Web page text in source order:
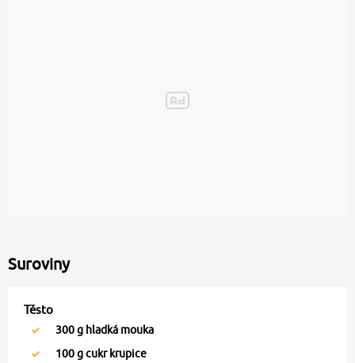
Suroviny
Těsto
300g hladká mouka
100g cukr krupice